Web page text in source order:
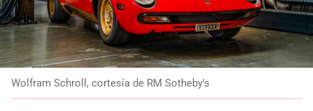
Wolfram Schroll, cortesía de RM Sotheby's